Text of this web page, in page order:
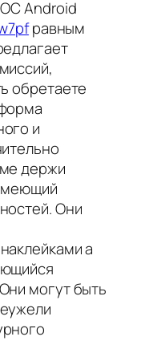
Android
равным
обретаете
и
держи
Они
а
могут быть